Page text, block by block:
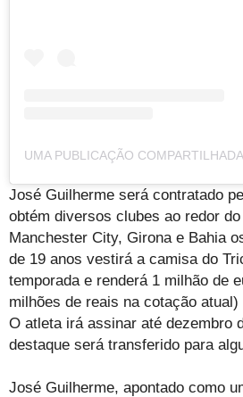
José Guilherme será contratado
obtém diversos clubes ao redor
Manchester City, Girona e Bahia
de 19 anos vestirá a camisa do
temporada e renderá 1 milhão de
milhões de reais na cotação
O atleta irá assinar até dezembro
destaque será transferido para
José Guilherme, apontado como